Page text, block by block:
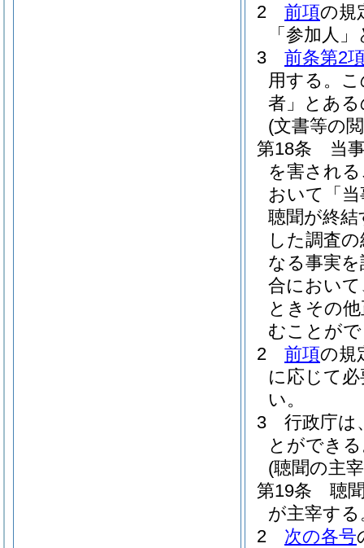
2
前項の規
「参加人
3
前条第2
用する。
者」とあ
(文書等の
第18条
当
を害され
おいて「
聴聞が終
した調査
なる事実
合におい
ときその
むことが
2
前項の規
に応じて
い。
3
行政庁は
とができ
(聴聞の主
第19条
聴
が主宰する
2
次の各号